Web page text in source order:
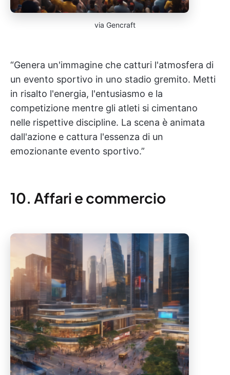
via Gencraft
“Genera un'immagine che catturi l'atmosfera di
un evento sportivo in uno stadio gremito. Metti
in risalto l'energia, l'entusiasmo e la
competizione mentre gli atleti si cimentano
nelle rispettive discipline. La scena è animata
dall'azione e cattura l'essenza di un
emozionante evento sportivo.”
10. Affari e commercio